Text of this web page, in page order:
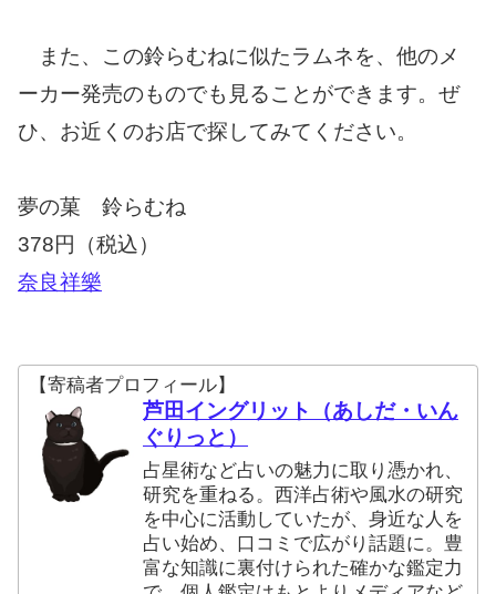
また、この鈴らむねに似たラムネを、他のメ
ーカー発売のものでも見ることができます。ぜ
ひ、お近くのお店で探してみてください。
夢の菓 鈴らむね
378円（税込）
奈良祥樂
【寄稿者プロフィール】
芦田イングリット（あしだ・いん
ぐりっと）
占星術など占いの魅力に取り憑かれ、
研究を重ねる。西洋占術や風水の研究
を中心に活動していたが、身近な人を
占い始め、口コミで広がり話題に。豊
富な知識に裏付けられた確かな鑑定力